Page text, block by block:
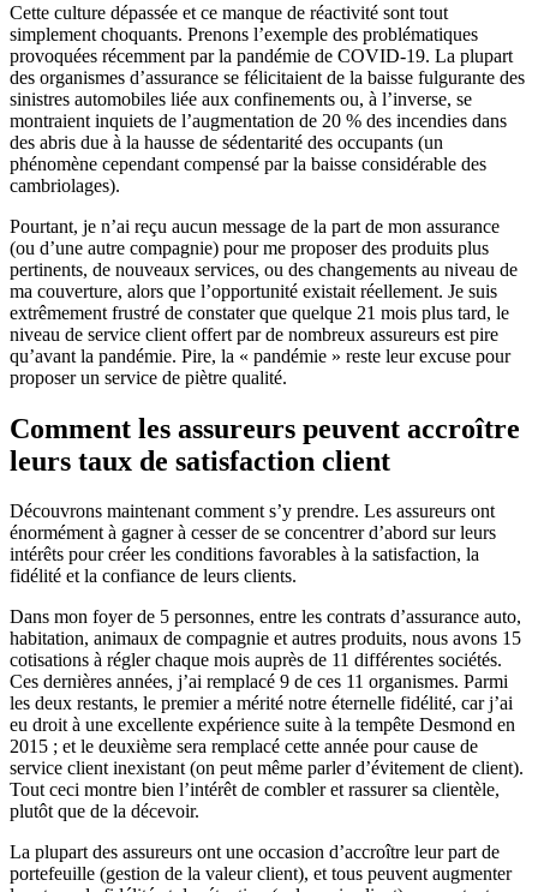
Cette culture dépassée et ce manque de réactivité sont tout
simplement choquants. Prenons l’exemple des problématiques
provoquées récemment par la pandémie de COVID-19. La plupart
des organismes d’assurance se félicitaient de la baisse fulgurante des
sinistres automobiles liée aux confinements ou, à l’inverse, se
montraient inquiets de l’augmentation de 20 % des incendies dans
des abris due à la hausse de sédentarité des occupants (un
phénomène cependant compensé par la baisse considérable des
cambriolages).
Pourtant, je n’ai reçu aucun message de la part de mon assurance
(ou d’une autre compagnie) pour me proposer des produits plus
pertinents, de nouveaux services, ou des changements au niveau de
ma couverture, alors que l’opportunité existait réellement. Je suis
extrêmement frustré de constater que quelque 21 mois plus tard, le
niveau de service client offert par de nombreux assureurs est pire
qu’avant la pandémie. Pire, la « pandémie » reste leur excuse pour
proposer un service de piètre qualité.
Comment les assureurs peuvent accroître
leurs taux de satisfaction client
Découvrons maintenant comment s’y prendre. Les assureurs ont
énormément à gagner à cesser de se concentrer d’abord sur leurs
intérêts pour créer les conditions favorables à la satisfaction, la
fidélité et la confiance de leurs clients.
Dans mon foyer de 5 personnes, entre les contrats d’assurance auto,
habitation, animaux de compagnie et autres produits, nous avons 15
cotisations à régler chaque mois auprès de 11 différentes sociétés.
Ces dernières années, j’ai remplacé 9 de ces 11 organismes. Parmi
les deux restants, le premier a mérité notre éternelle fidélité, car j’ai
eu droit à une excellente expérience suite à la tempête Desmond en
2015 ; et le deuxième sera remplacé cette année pour cause de
service client inexistant (on peut même parler d’évitement de client).
Tout ceci montre bien l’intérêt de combler et rassurer sa clientèle,
plutôt que de la décevoir.
La plupart des assureurs ont une occasion d’accroître leur part de
portefeuille (gestion de la valeur client), et tous peuvent augmenter